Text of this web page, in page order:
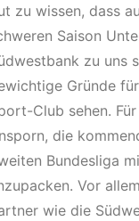
zu wissen, dass
Saison
zu uns
Gründe
Club sehen.
die
Bundesliga
Vor
wie die